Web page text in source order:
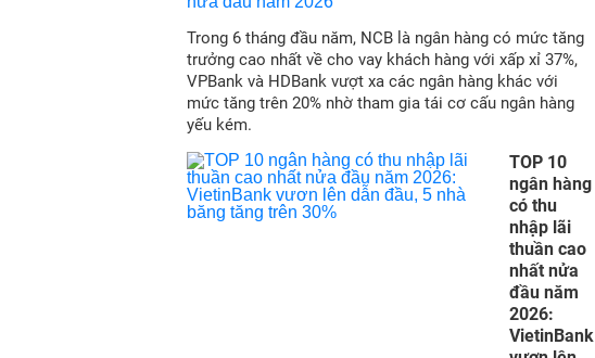
Trong 6 tháng đầu năm, NCB là ngân hàng có mức tăng
trưởng cao nhất về cho vay khách hàng với xấp xỉ 37%,
VPBank và HDBank vượt xa các ngân hàng khác với
mức tăng trên 20% nhờ tham gia tái cơ cấu ngân hàng
yếu kém.
TOP 10
ngân hàng
có thu
nhập lãi
thuần cao
nhất nửa
đầu năm
2026:
VietinBank